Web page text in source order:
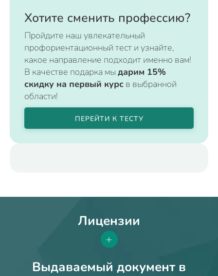
Хотите сменить профессию?
Пройдите наш увлекательный
профориентационный тест и узнайте,
какое направление подходит именно вам!
В качестве подарка мы дарим 15%
скидку на первый курс в выбранной
области!
ПЕРЕЙТИ К ТЕСТУ
Лицензии
+
Выдаваемый документ в